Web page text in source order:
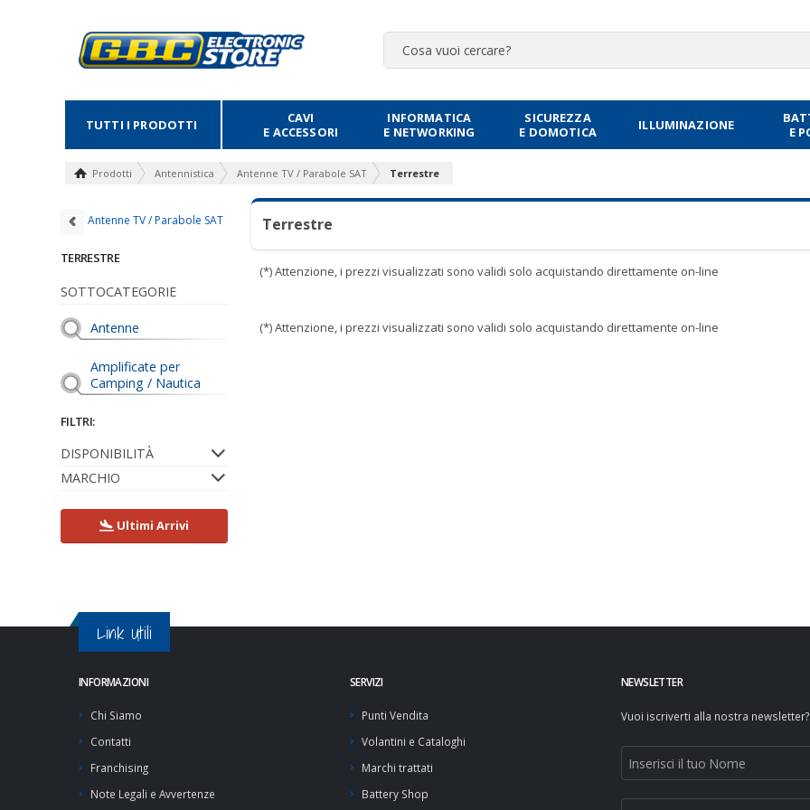
TUTTI I PRODOTTI
CAVI
E ACCESSORI
INFORMATICA
E NETWORKING
SICUREZZA
E DOMOTICA
ILLUMINAZIONE
E
Prodotti Antennistica Antenne TV / Parabole SAT Terrestre
Antenne TV / Parabole SAT
TERRESTRE
SOTTOCATEGORIE
Antenne
Amplificate per
Camping / Nautica
FILTRI:
DISPONIBILITÀ
MARCHIO
Ultimi Arrivi
Terrestre
(*) Attenzione, i prezzi visualizzati sono validi solo acquistando direttamente on-line
(*) Attenzione, i prezzi visualizzati sono validi solo acquistando direttamente on-line
Link Utili
INFORMAZIONI
Chi Siamo
Contatti
Franchising
Note Legali e Avvertenze
SERVIZI
Punti Vendita
Volantini e Cataloghi
Marchi trattati
Battery Shop
NEWSLETTER
Vuoi iscriverti alla nostra newsletter?